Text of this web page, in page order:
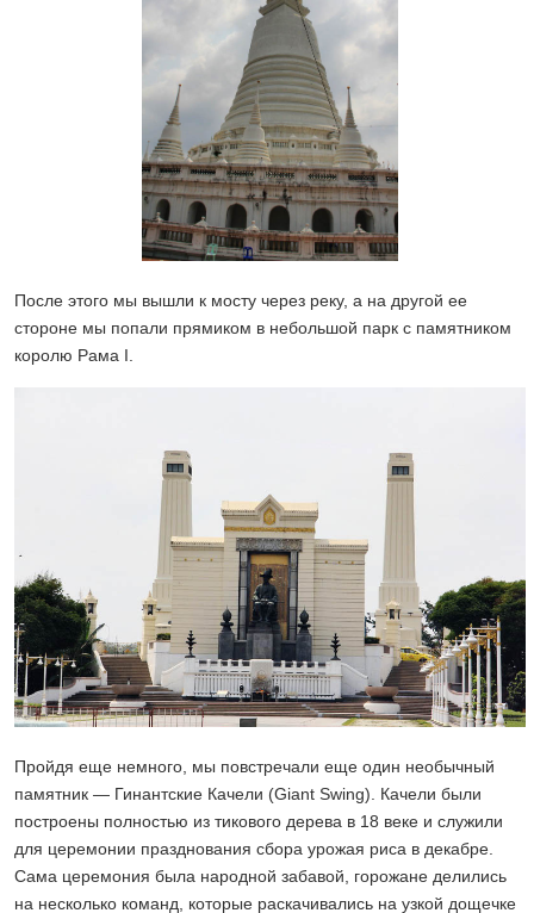
После этого мы вышли к мосту через реку, а на другой ее
стороне мы попали прямиком в небольшой парк с памятником
королю Рама I.
Пройдя еще немного, мы повстречали еще один необычный
памятник — Гинантские Качели (Giant Swing). Качели были
построены полностью из тикового дерева в 18 веке и служили
для церемонии празднования сбора урожая риса в декабре.
Сама церемония была народной забавой, горожане делились
на несколько команд, которые раскачивались на узкой дощечке